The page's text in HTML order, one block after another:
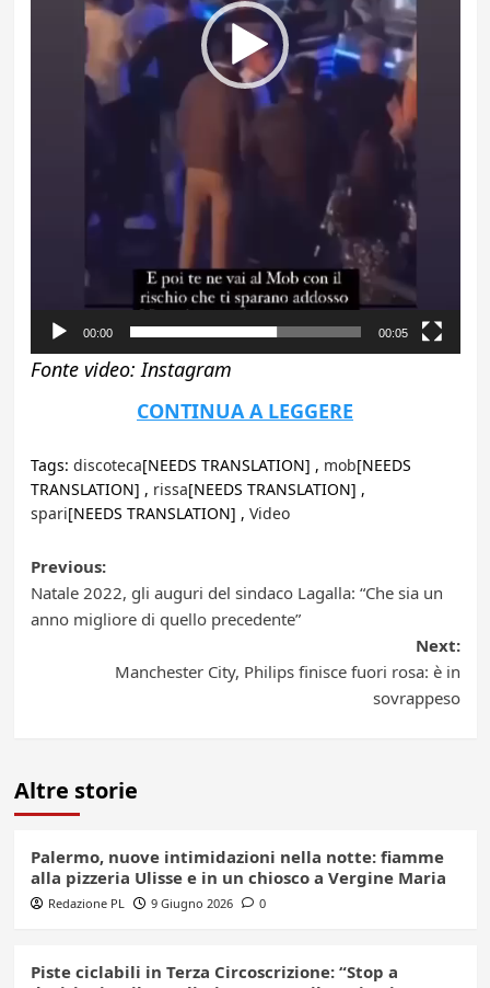
00:00 00:05
Fonte video: Instagram
CONTINUA A LEGGERE
Tags: discoteca[NEEDS TRANSLATION] , mob[NEEDS
TRANSLATION] , rissa[NEEDS TRANSLATION] ,
spari[NEEDS TRANSLATION] , Video
Post
navigation
Previous:
Natale 2022, gli auguri del sindaco Lagalla: “Che sia un
anno migliore di quello precedente”
Next:
Manchester City, Philips finisce fuori rosa: è in
sovrappeso
Altre storie
Palermo, nuove intimidazioni nella notte: fiamme
alla pizzeria Ulisse e in un chiosco a Vergine Maria
Redazione PL 9 Giugno 2026 0
Piste ciclabili in Terza Circoscrizione: “Stop a